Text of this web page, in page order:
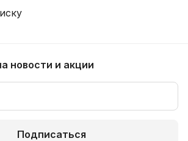
новости и акции
Подписаться